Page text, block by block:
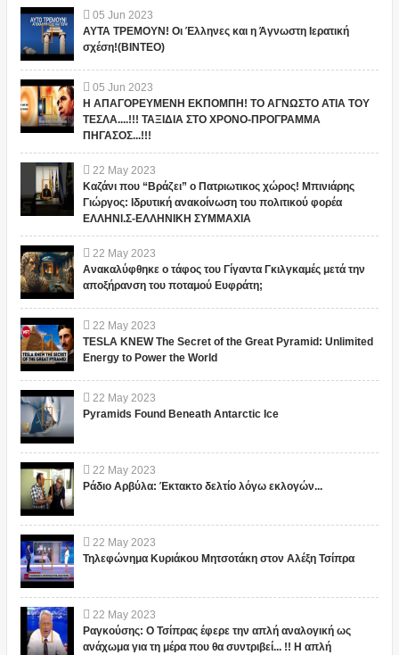
05 Jun 2023
ΑΥΤΑ ΤΡΕΜΟΥΝ! Οι Έλληνες και η Άγνωστη Ιερατική
σχέση!(ΒΙΝΤΕΟ)
05 Jun 2023
Η ΑΠΑΓΟΡΕΥΜΕΝΗ ΕΚΠΟΜΠΗ! ΤΟ ΑΓΝΩΣΤΟ ΑΤΙΑ ΤΟΥ
ΤΕΣΛΑ....!!! ΤΑΞΙΔΙΑ ΣΤΟ ΧΡΟΝΟ-ΠΡΟΓΡΑΜΜΑ
ΠΗΓΑΣΟΣ...!!!
22 May 2023
Καζάνι που “Βράζει” ο Πατριωτικος χώρος! Μπινιάρης
Γιώργος: Ιδρυτική ανακοίνωση του πολιτικού φορέα
ΕΛΛΗΝΙ.Σ-ΕΛΛΗΝΙΚΗ ΣΥΜΜΑΧΙΑ
22 May 2023
Ανακαλύφθηκε ο τάφος του Γίγαντα Γκιλγκαμές μετά την
αποξήρανση του ποταμού Ευφράτη;
22 May 2023
TESLA KNEW The Secret of the Great Pyramid: Unlimited
Energy to Power the World
22 May 2023
Pyramids Found Beneath Antarctic Ice
22 May 2023
Ράδιο Αρβύλα: Έκτακτο δελτίο λόγω εκλογών...
22 May 2023
Τηλεφώνημα Κυριάκου Μητσοτάκη στον Αλέξη Τσίπρα
22 May 2023
Ραγκούσης: Ο Τσίπρας έφερε την απλή αναλογική ως
ανάχωμα για τη μέρα που θα συντριβεί... !! Η απλή